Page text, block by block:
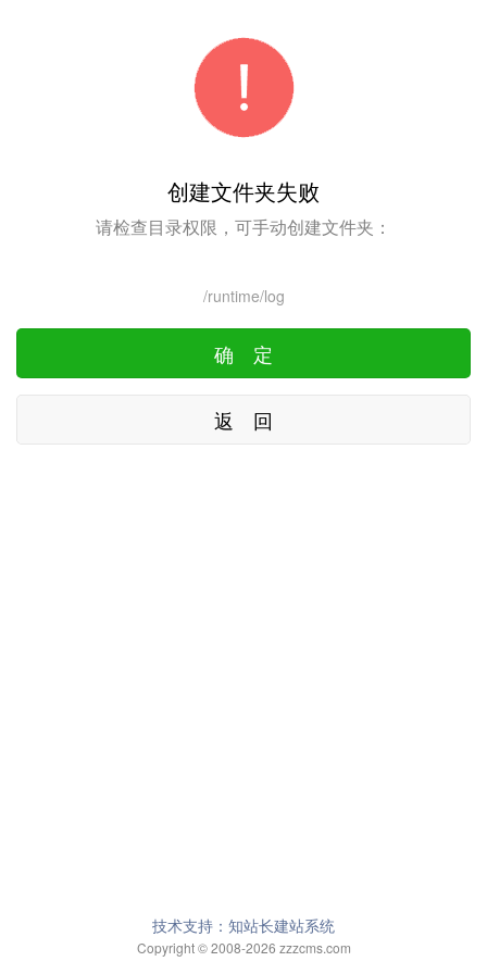
创建文件夹失败
请检查目录权限，可手动创建文件夹：
/runtime/log
确 定
返 回
技术支持：知站长建站系统
Copyright © 2008-2026 zzzcms.com